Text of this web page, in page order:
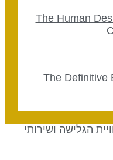
The Human
The
הגלישה ושירותי